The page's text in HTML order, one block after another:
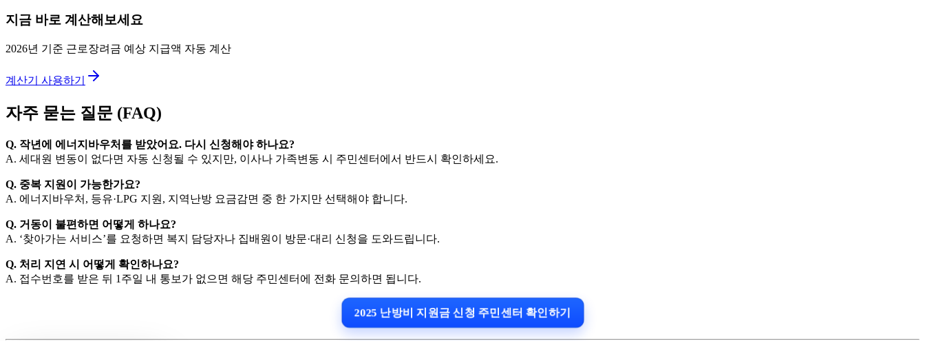
지금 바로 계산해보세요
2026년 기준 근로장려금 예상 지급액 자동 계산
계산기 사용하기
자주 묻는 질문 (FAQ)
Q. 작년에 에너지바우처를 받았어요. 다시 신청해야 하나요?
A. 세대원 변동이 없다면 자동 신청될 수 있지만, 이사나 가족변동 시 주민센터에서 반드시 확인하세요.
Q. 중복 지원이 가능한가요?
A. 에너지바우처, 등유·LPG 지원, 지역난방 요금감면 중 한 가지만 선택해야 합니다.
Q. 거동이 불편하면 어떻게 하나요?
A. ‘찾아가는 서비스’를 요청하면 복지 담당자나 집배원이 방문·대리 신청을 도와드립니다.
Q. 처리 지연 시 어떻게 확인하나요?
A. 접수번호를 받은 뒤 1주일 내 통보가 없으면 해당 주민센터에 전화 문의하면 됩니다.
2025 난방비 지원금 신청 주민센터 확인하기